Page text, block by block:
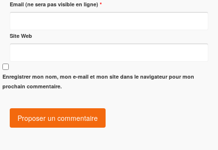
Email (ne sera pas visible en ligne) *
Site Web
Enregistrer mon nom, mon e-mail et mon site dans le navigateur pour mon
prochain commentaire.